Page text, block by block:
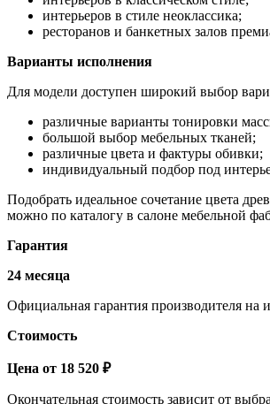
интерьеров в стиле неоклассика;
ресторанов и банкетных залов
Варианты исполнения
Для модели доступен широкий выбор
различные варианты тонировки
большой выбор мебельных тканей;
различные цвета и фактуры обивки;
индивидуальный подбор под
Подобрать идеальное сочетание цвета
можно по каталогу в салоне мебельной
Гарантия
24 месяца
Официальная гарантия производителя на
Стоимость
Цена от 18 520 ₽
Окончательная стоимость зависит от